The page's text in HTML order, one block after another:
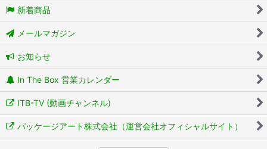
新着商品
メールマガジン
お知らせ
In The Box 営業カレンダー
ITB-TV (動画チャンネル)
パッケージアート株式会社（運営会社オフィシャルサイト）